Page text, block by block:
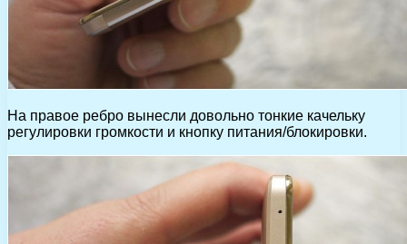
На правое ребро вынесли довольно тонкие качельку
регулировки громкости и кнопку питания/блокировки.